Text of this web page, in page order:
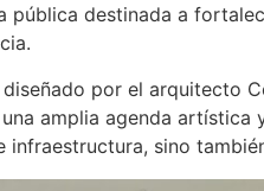
pública destinada a
por el arquitecto
amplia agenda artística
sino